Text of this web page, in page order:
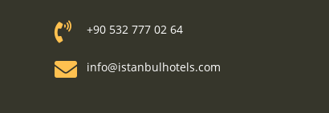
+90 532 777 02 64
info@istanbulhotels.com